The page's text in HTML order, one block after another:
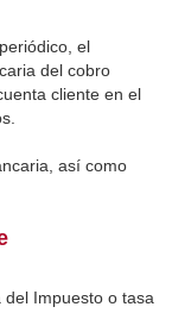
el
del cobro
cliente en el
así como
Impuesto o tasa